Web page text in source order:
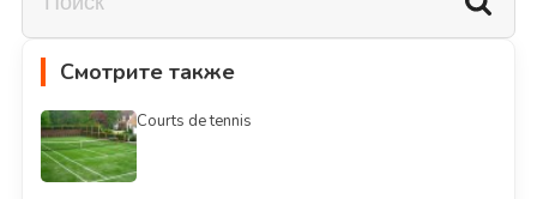
Смотрите также
Courts de tennis